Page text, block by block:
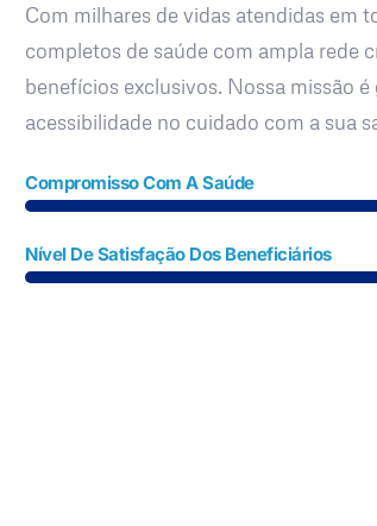
Com milhares de vidas atendidas em
completos de saúde com ampla rede
benefícios exclusivos. Nossa missão
acessibilidade no cuidado com a sua
Compromisso Com A Saúde
Nível De Satisfação Dos Beneficiários